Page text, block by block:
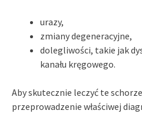
urazy,
zmiany degeneracyjne,
dolegliwości, takie jak
kanału kręgowego.
Aby skutecznie leczyć te
przeprowadzenie właściwej